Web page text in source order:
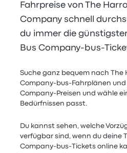
Fahrpreise von The
Company schnell
du immer die
Bus Company-bus-
Suche ganz bequem nach The
Company-bus-Fahrplänen und
Company-Preisen und wähle
Bedürfnissen passt.
Du kannst sehen, welche
verfügbar sind, wenn du deine
Company-bus-Tickets online